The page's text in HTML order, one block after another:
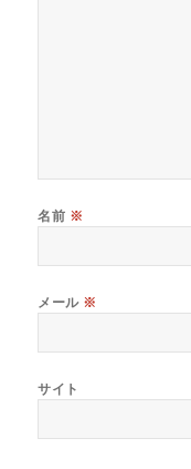
名前 ※
メール ※
サイト